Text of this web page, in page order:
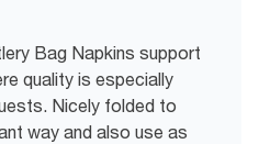
Bag Napkins support
quality is especially
Nicely folded to
way and also use as